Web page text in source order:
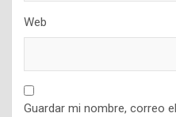
Web
Guardar mi nombre, correo